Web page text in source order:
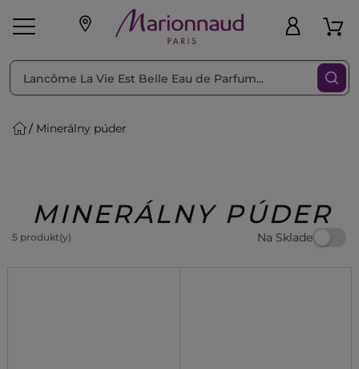
pleť Líčenie
Beauty
Minerálny púder
MINERÁLNY PÚDER
5 produkt(y) Na Sklade
Triediť podľa Filtrovať